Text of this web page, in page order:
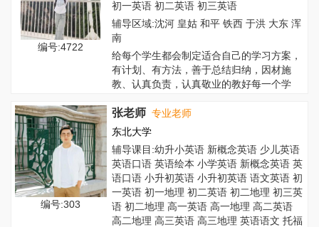
编号:4722
初一英语 初二英语 初三英语
辅导区域:沈河 皇姑 和平 铁西 于洪 大东 浑
南
给每个学生都会制定适合自己的学习方案，
有计划、有方法，善于总结归纳，因材施
教、认真负责，认真敬业的教好每一个学
编号:303
张老师 专业老师
东北大学
辅导课目:幼升小英语 新概念英语 少儿英语
英语口语 英语绘本 小学英语 新概念英语 英
语口语 小升初英语 小升初英语 语文英语 初
一英语 初一地理 初二英语 初二地理 初三英
语 初二地理 高一英语 高一地理 高二英语
高二地理 高三英语 高三地理 英语语文 托福